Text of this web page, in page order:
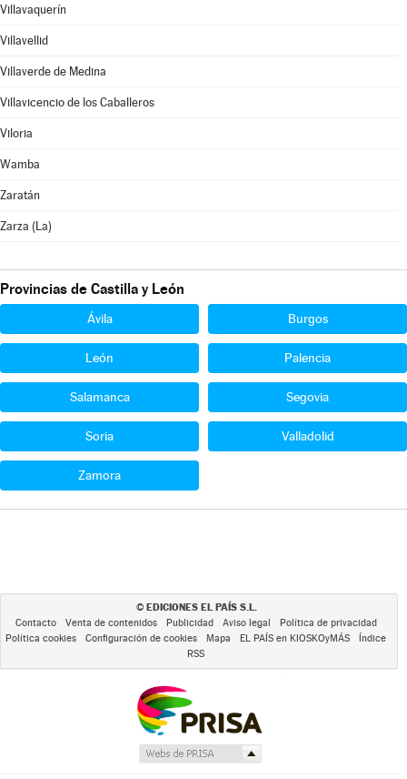
Villavaquerín
Villavellid
Villaverde de Medina
Villavicencio de los Caballeros
Viloria
Wamba
Zaratán
Zarza (La)
Provincias de Castilla y León
Ávila Burgos
León Palencia
Salamanca Segovia
Soria Valladolid
Zamora
© EDICIONES EL PAÍS S.L.
Contacto Venta de contenidos Publicidad Aviso legal
Política de privacidad
Política cookies
Configuración de cookies Mapa EL PAÍS en KIOSKOyMÁS
Índice
RSS